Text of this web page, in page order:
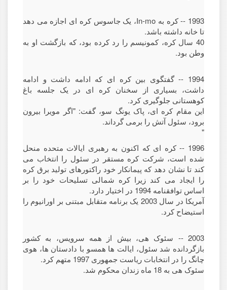
1993 -- کره به In-mo، یک جاسوس کره ای اجازه می دهد
تا خانه داشته باشد.
40 سال کره، کمونیسم را رد کرده بود، که بازگشت او به
وطن بود.
1994 -- گفتگوی بین کره ای که ادامه داشت و ادامه
داشت، بسیاری از سخنان کره ای در یک جلسه باغ
کوهستانی جلوگیری کرد.
این مقام کره ای، پاک یونگ سو، گفت: "اگر مویرا بیرون
برود، سئول آتش را برمی گرداند.
"
1996 -- کره ای که اکنون به رهبری ایالات متحده منحل
شده است، شرکت کره مستقر در سئول را انتخاب می
کند تا نشان دهد که پیمانکار خود راکتورهای تولید برق کره
را ایجاد می کند زیرا کره شمالی تسلیحات خود را بر
اساس توافقنامه 1994 در اختیار دارد.
آمریکا در سال 2003 یک برنامه متقابل مبتنی بر اورانیوم را
استیضاح کرد.
2003 -- سئوک هی، بیش از همه سرویس، به کشور
بازگردانده شد سئول، ایالت ها همسو با دادستان ها، هوی
چانگ را در انتخابات ریاست جمهوری 1997 متهم کرد.
سئوک هی به 18 ماه زندان محکوم شد.